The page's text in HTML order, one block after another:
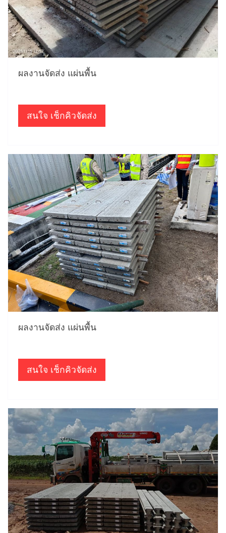
ผลงานจัดส่ง แผ่นพื้น
สนใจ เช็กคิวจัดส่ง
ผลงานจัดส่ง แผ่นพื้น
สนใจ เช็กคิวจัดส่ง